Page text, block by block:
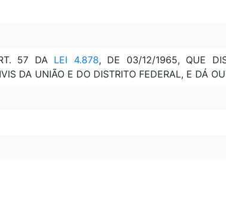
57 DA LEI 4.878, DE 03/12/1965, QUE
DA UNIÃO E DO DISTRITO FEDERAL, E DÁ